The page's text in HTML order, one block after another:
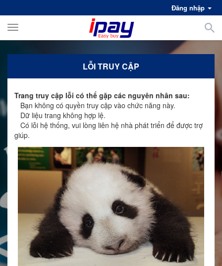
Đăng nhập
Toggle
LỖI TRUY CẬP
Trang truy cập lỗi có thể gặp các nguyên nhân sau:
Bạn không có quyền truy cập vào chức năng này.
Dữ liệu trang không hợp lệ.
Có lỗi hệ thống, vui lòng liên hệ nhà phát triển để được trợ
giúp.